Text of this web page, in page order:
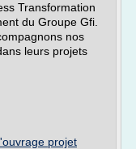
Transformation
du Groupe Gfi.
nos
leurs projets
projet